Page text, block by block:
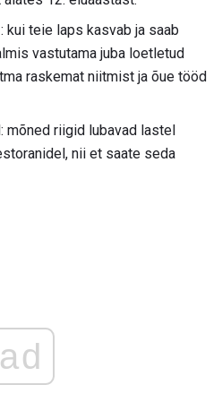
: kui teie laps kasvab ja saab
vastutama juba loetletud
raskemat niitmist ja õue tööd
mõned riigid lubavad lastel
nii et saate seda
ad